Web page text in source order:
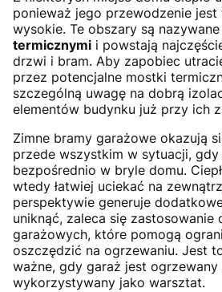
ponieważ jego przewodzenie
wysokie. Te obszary są nazywane
termicznymi i powstają
drzwi i bram. Aby zapobiec
przez potencjalne mostki
szczególną uwagę na dobrą
elementów budynku już przy ich
Zimne bramy garażowe okazują
przede wszystkim w sytuacji, gdy
bezpośrednio w bryle domu.
wtedy łatwiej uciekać na
perspektywie generuje
uniknąć, zaleca się zastosowanie
garażowych, które pomogą
oszczędzić na ogrzewaniu. Jest
ważne, gdy garaż jest ogrzewany
wykorzystywany jako warsztat.